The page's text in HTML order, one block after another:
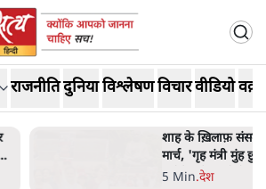
राजनीतिदुनियाविश्लेषणविचारवीडियो
शाह के ख़िलाफ़ संसद में विपक्ष का
मार्च, 'गृह मंत्री मुंह छुपा रहे हैं
क्योंकि वो छात्रों के गुनहगार हैं'